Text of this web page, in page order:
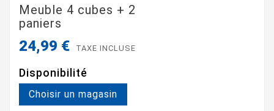
Meuble 4 cubes + 2
paniers
24,99 € TAXE INCLUSE
Disponibilité
Choisir un magasin